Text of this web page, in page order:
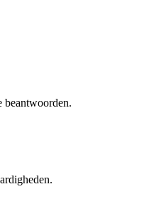
beantwoorden.